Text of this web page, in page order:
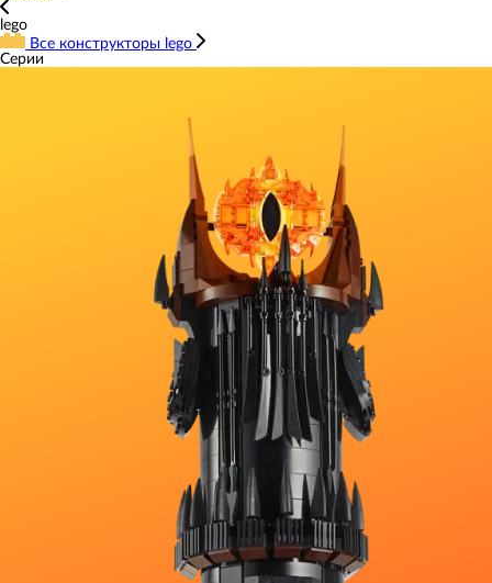
lego
Все конструкторы lego
Серии